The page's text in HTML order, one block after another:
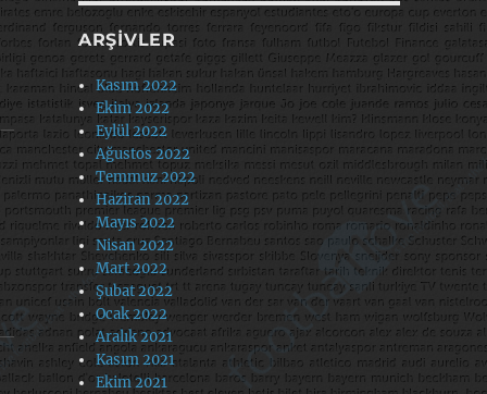
ARŞIVLER
Kasım 2022
Ekim 2022
Eylül 2022
Ağustos 2022
Temmuz 2022
Haziran 2022
Mayıs 2022
Nisan 2022
Mart 2022
Şubat 2022
Ocak 2022
Aralık 2021
Kasım 2021
Ekim 2021